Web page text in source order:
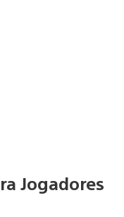
Jogadores